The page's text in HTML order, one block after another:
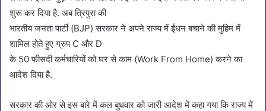
शुरू कर दिया है. अब त्रिपुरा की
भारतीय जनता पार्टी (BJP) सरकार ने अपने राज्य में ईंधन बचाने की मुहिम में
शामिल होते हुए ग्रुप C और D
के 50 फीसदी कर्मचारियों को घर से काम (Work From Home) करने का
आदेश दिया है.
सरकार की ओर से इस बारे में कल बुधवार को जारी आदेश में कहा गया कि राज्य में